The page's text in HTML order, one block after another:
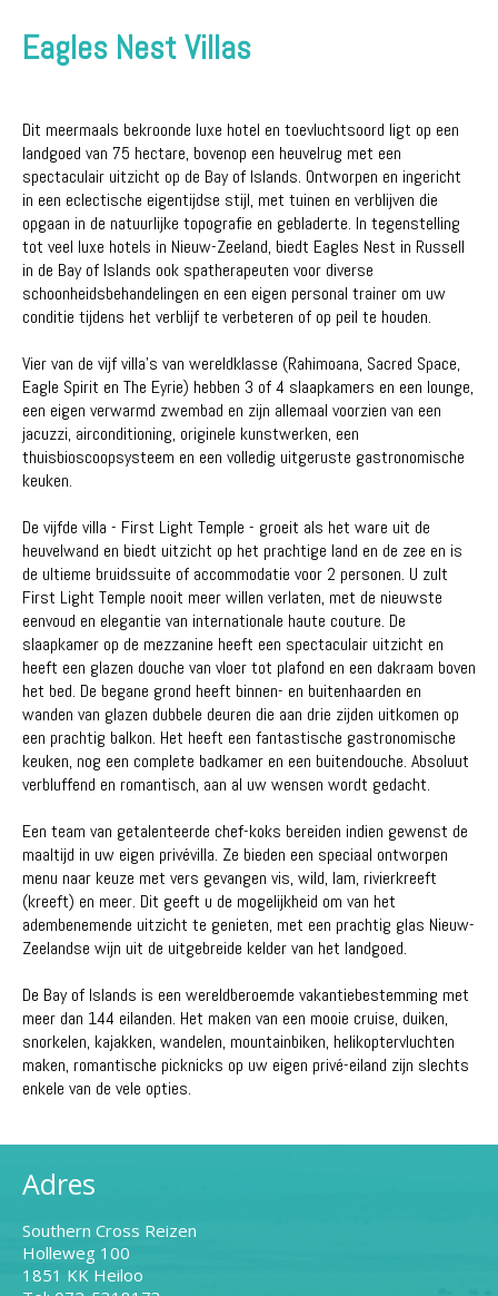
Eagles Nest Villas
Dit meermaals bekroonde luxe hotel en toevluchtsoord ligt op een
landgoed van 75 hectare, bovenop een heuvelrug met een
spectaculair uitzicht op de Bay of Islands. Ontworpen en ingericht
in een eclectische eigentijdse stijl, met tuinen en verblijven die
opgaan in de natuurlijke topografie en gebladerte. In tegenstelling
tot veel luxe hotels in Nieuw-Zeeland, biedt Eagles Nest in Russell
in de Bay of Islands ook spatherapeuten voor diverse
schoonheidsbehandelingen en een eigen personal trainer om uw
conditie tijdens het verblijf te verbeteren of op peil te houden.
Vier van de vijf villa's van wereldklasse (Rahimoana, Sacred Space,
Eagle Spirit en The Eyrie) hebben 3 of 4 slaapkamers en een lounge,
een eigen verwarmd zwembad en zijn allemaal voorzien van een
jacuzzi, airconditioning, originele kunstwerken, een
thuisbioscoopsysteem en een volledig uitgeruste gastronomische
keuken.
De vijfde villa - First Light Temple - groeit als het ware uit de
heuvelwand en biedt uitzicht op het prachtige land en de zee en is
de ultieme bruidssuite of accommodatie voor 2 personen. U zult
First Light Temple nooit meer willen verlaten, met de nieuwste
eenvoud en elegantie van internationale haute couture. De
slaapkamer op de mezzanine heeft een spectaculair uitzicht en
heeft een glazen douche van vloer tot plafond en een dakraam boven
het bed. De begane grond heeft binnen- en buitenhaarden en
wanden van glazen dubbele deuren die aan drie zijden uitkomen op
een prachtig balkon. Het heeft een fantastische gastronomische
keuken, nog een complete badkamer en een buitendouche. Absoluut
verbluffend en romantisch, aan al uw wensen wordt gedacht.
Een team van getalenteerde chef-koks bereiden indien gewenst de
maaltijd in uw eigen privévilla. Ze bieden een speciaal ontworpen
menu naar keuze met vers gevangen vis, wild, lam, rivierkreeft
(kreeft) en meer. Dit geeft u de mogelijkheid om van het
adembenemende uitzicht te genieten, met een prachtig glas Nieuw-
Zeelandse wijn uit de uitgebreide kelder van het landgoed.
De Bay of Islands is een wereldberoemde vakantiebestemming met
meer dan 144 eilanden. Het maken van een mooie cruise, duiken,
snorkelen, kajakken, wandelen, mountainbiken, helikoptervluchten
maken, romantische picknicks op uw eigen privé-eiland zijn slechts
enkele van de vele opties.
Adres
Southern Cross Reizen
Holleweg 100
1851 KK Heiloo